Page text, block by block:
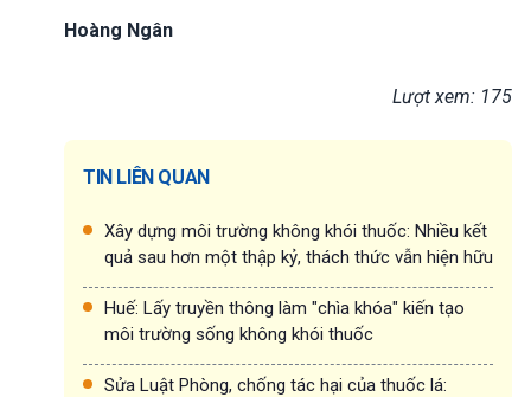
Hoàng Ngân
Lượt xem: 175
TIN LIÊN QUAN
Xây dựng môi trường không khói thuốc: Nhiều kết
quả sau hơn một thập kỷ, thách thức vẫn hiện hữu
Huế: Lấy truyền thông làm "chìa khóa" kiến tạo
môi trường sống không khói thuốc
Sửa Luật Phòng, chống tác hại của thuốc lá: